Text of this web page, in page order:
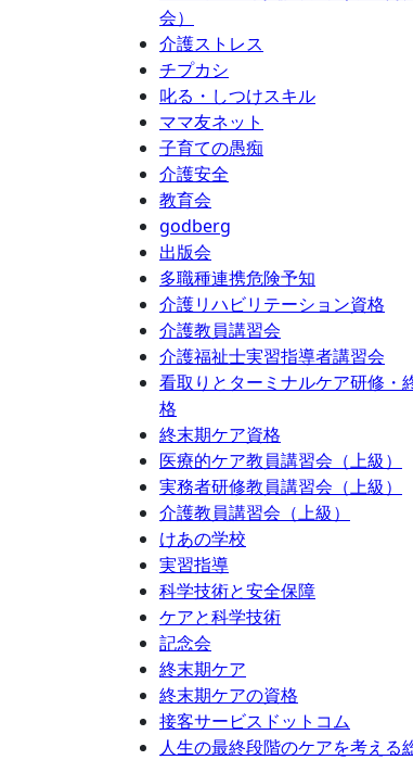
会）
介護ストレス
チプカシ
叱る・しつけスキル
ママ友ネット
子育ての愚痴
介護安全
教育会
godberg
出版会
多職種連携危険予知
介護リハビリテーション資格
介護教員講習会
介護福祉士実習指導者講習会
看取りとターミナルケア研修・
格
終末期ケア資格
医療的ケア教員講習会（上級）
実務者研修教員講習会（上級）
介護教員講習会（上級）
けあの学校
実習指導
科学技術と安全保障
ケアと科学技術
記念会
終末期ケア
終末期ケアの資格
接客サービスドットコム
人生の最終段階のケアを考える